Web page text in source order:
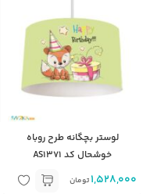
لوستر بچگانه طرح روباه
خوشحال کد AS1371
1,528,000 تومان